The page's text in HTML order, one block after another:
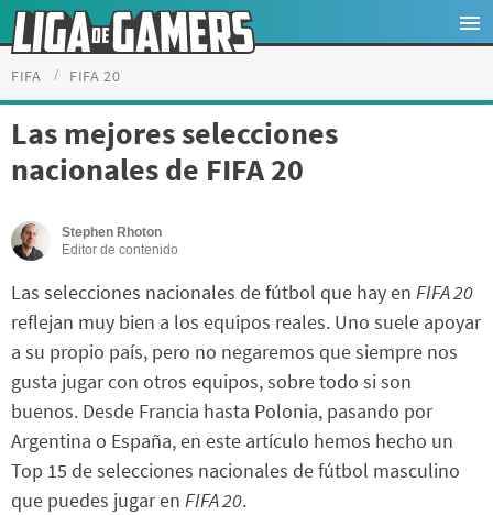
FIFA FIFA 20
Las mejores selecciones
nacionales de FIFA 20
Stephen Rhoton
Editor de contenido
Las selecciones nacionales de fútbol que hay en FIFA 20
reflejan muy bien a los equipos reales. Uno suele apoyar
a su propio país, pero no negaremos que siempre nos
gusta jugar con otros equipos, sobre todo si son
buenos. Desde Francia hasta Polonia, pasando por
Argentina o España, en este artículo hemos hecho un
Top 15 de selecciones nacionales de fútbol masculino
que puedes jugar en FIFA 20.